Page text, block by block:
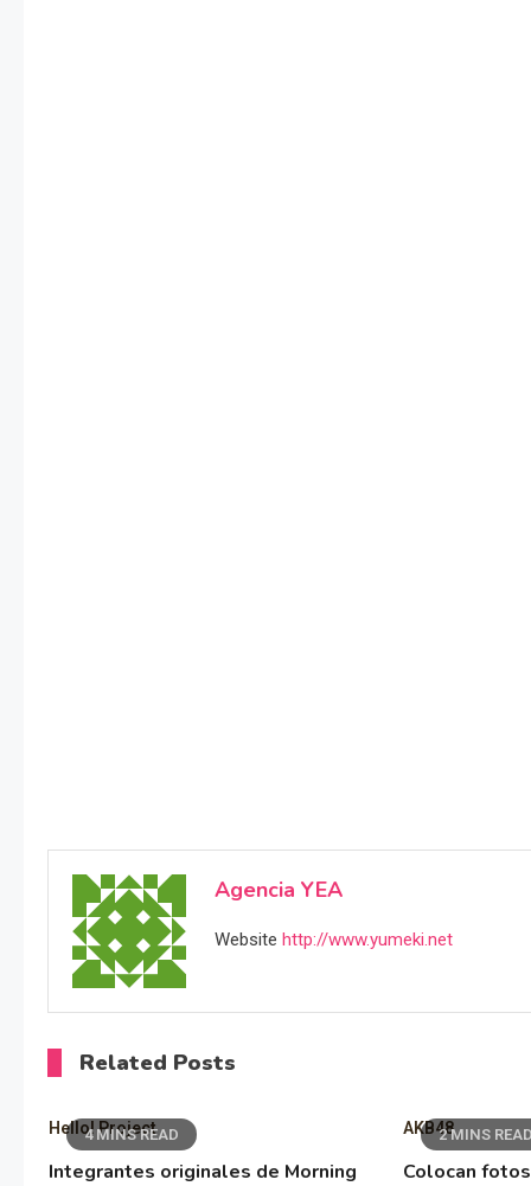
Agencia YEA
Website http://www.yumeki.net
Related Posts
4 MINS READ
Hello! Project
Integrantes originales de Morning
2 MINS READ
AKB48
Colocan